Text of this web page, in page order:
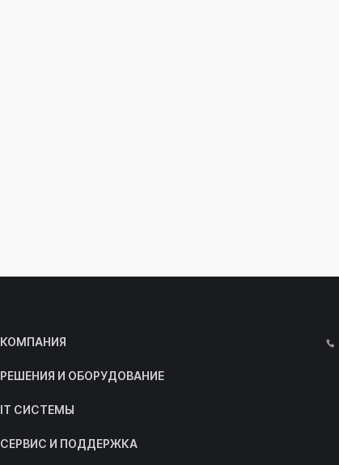
КОМПАНИЯ
РЕШЕНИЯ И ОБОРУДОВАНИЕ
IT СИСТЕМЫ
СЕРВИС И ПОДДЕРЖКА